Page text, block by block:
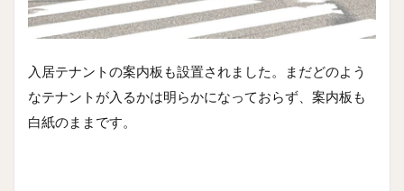
入居テナントの案内板も設置されました。まだどのよう
なテナントが入るかは明らかになっておらず、案内板も
白紙のままです。